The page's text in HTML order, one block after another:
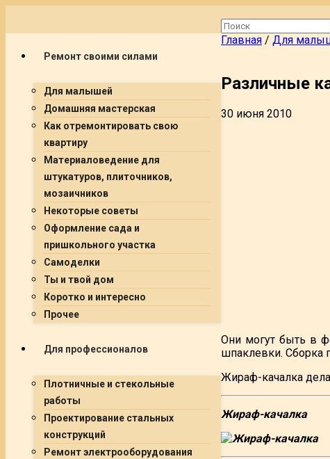
Ремонт своими силами
Для малышей
Домашняя мастерская
Как отремонтировать свою
квартиру
Материаловедение для
штукатуров, плиточников,
мозаичников
Некоторые советы
Оформление сада и
пришкольного участка
Самоделки
Ты и твой дом
Коротко и интересно
Прочее
Для профессионалов
Плотничные и стекольные
работы
Проектирование стальных
конструкций
Ремонт электрооборудования
Главная / Для
Различные
30 июня 2010
Они могут быть в
шпаклевки. Сборка
Жираф-качалка
Жираф-качалка